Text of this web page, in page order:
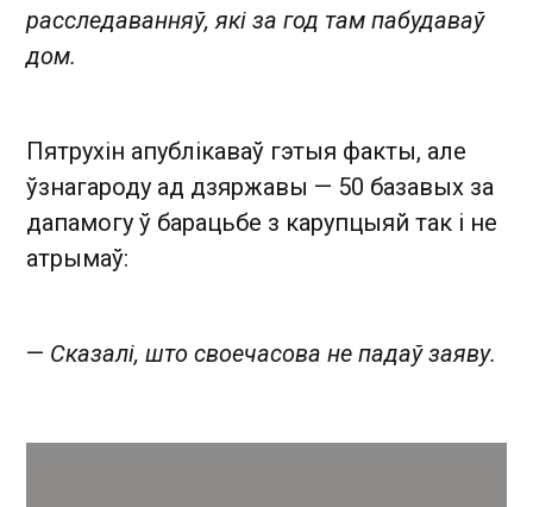
расследаванняў, які за год там пабудаваў
дом.
Пятрухін апублікаваў гэтыя факты, але
ўзнагароду ад дзяржавы — 50 базавых за
дапамогу ў барацьбе з карупцыяй так і не
атрымаў:
— Сказалі, што своечасова не падаў заяву.